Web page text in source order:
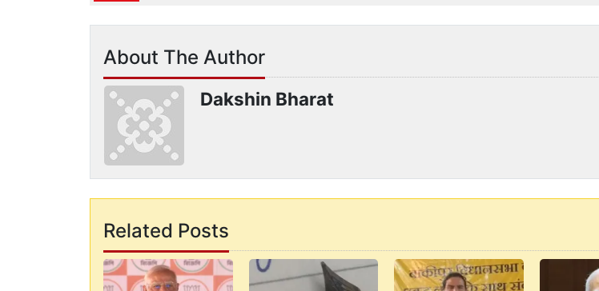
About The Author
Dakshin Bharat
Related Posts